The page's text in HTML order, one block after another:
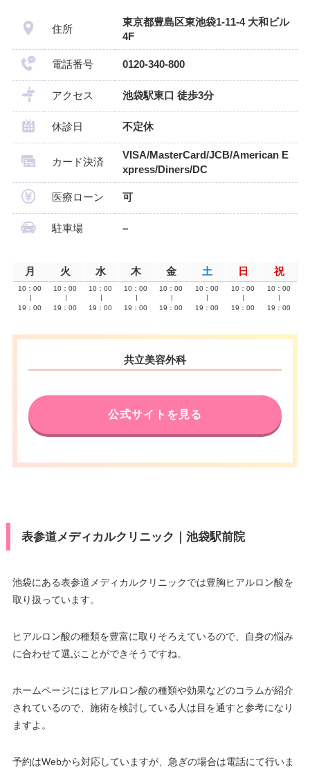
住所
東京都豊島区東池袋1-11-4 大和ビル
4F
電話番号 0120-340-800
アクセス 池袋駅東口 徒歩3分
休診日 不定休
カード決済
VISA/MasterCard/JCB/American E
xpress/Diners/DC
医療ローン 可
駐車場 –
月 火 水 木 金 土 日 祝
10：00
19：00
10：00
19：00
10：00
19：00
10：00
19：00
10：00
19：00
10：00
19：00
10：00
19：00
10：00
19：00
共立美容外科
公式サイトを見る
表参道メディカルクリニック｜池袋駅前院
池袋にある表参道メディカルクリニックでは豊胸ヒアルロン酸を
取り扱っています。
ヒアルロン酸の種類を豊富に取りそろえているので、自身の悩み
に合わせて選ぶことができそうですね。
ホームページにはヒアルロン酸の種類や効果などのコラムが紹介
されているので、施術を検討している人は目を通すと参考になり
ますよ。
予約はWebから対応していますが、急ぎの場合は電話にて行いま